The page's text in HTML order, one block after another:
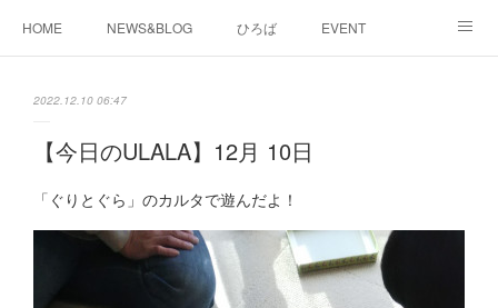
HOME NEWS&BLOG ひろば EVENT
2022.12.10 06:47
【今日のULALA】12月 10日
「ぐりとぐら」のカルタで遊んだよ！